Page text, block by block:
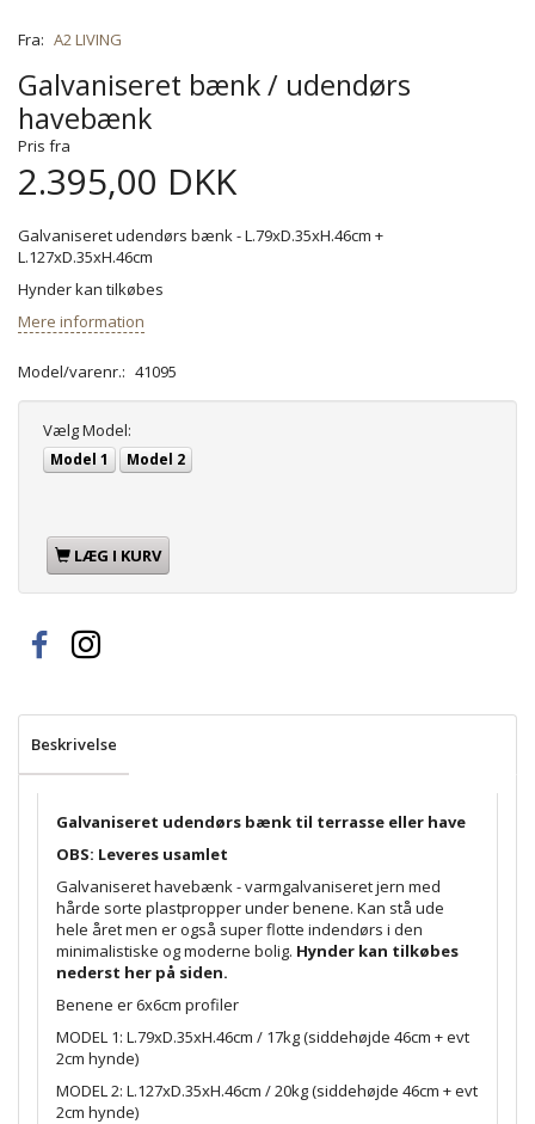
Fra: A2 LIVING
Galvaniseret bænk / udendørs
havebænk
Pris fra
2.395,00 DKK
Galvaniseret udendørs bænk - L.79xD.35xH.46cm +
L.127xD.35xH.46cm
Hynder kan tilkøbes
Mere information
Model/varenr.: 41095
VælgModel:
Model 1 Model 2
LÆG I KURV
Beskrivelse
Galvaniseret udendørs bænk til terrasse eller have
OBS: Leveres usamlet
Galvaniseret havebænk - varmgalvaniseret jern med
hårde sorte plastpropper under benene. Kan stå ude
hele året men er også super flotte indendørs i den
minimalistiske og moderne bolig. Hynder kan tilkøbes
nederst her på siden.
Benene er 6x6cm profiler
MODEL 1: L.79xD.35xH.46cm / 17kg (siddehøjde 46cm + evt
2cm hynde)
MODEL 2: L.127xD.35xH.46cm / 20kg (siddehøjde 46cm + evt
2cm hynde)